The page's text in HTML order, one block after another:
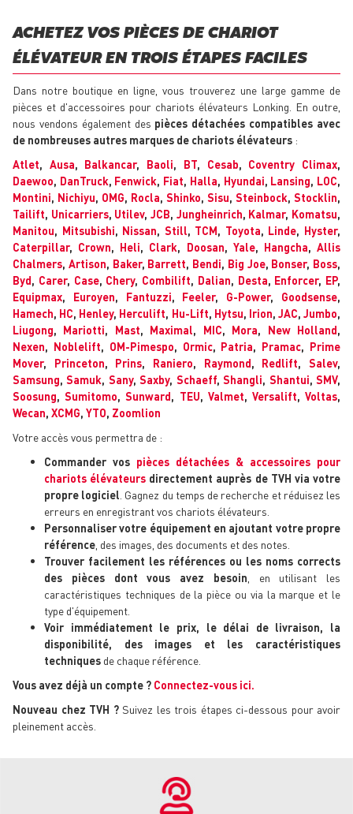
ACHETEZ VOS PIÈCES DE CHARIOT
ÉLÉVATEUR EN TROIS ÉTAPES FACILES
Dans notre boutique en ligne, vous trouverez une large gamme de
pièces et d'accessoires pour chariots élévateurs Lonking. En outre,
nous vendons également des pièces détachées compatibles avec
de nombreuses autres marques de chariots élévateurs :
Atlet, Ausa, Balkancar, Baoli, BT, Cesab, Coventry Climax,
Daewoo, DanTruck, Fenwick, Fiat, Halla, Hyundai, Lansing, LOC,
Montini, Nichiyu, OMG, Rocla, Shinko, Sisu, Steinbock, Stocklin,
Tailift, Unicarriers, Utilev,JCB, Jungheinrich, Kalmar, Komatsu,
Manitou, Mitsubishi, Nissan, Still, TCM, Toyota, Linde, Hyster,
Caterpillar, Crown, Heli, Clark, Doosan, Yale, Hangcha,Allis
Chalmers, Artison, Baker, Barrett, Bendi, Big Joe, Bonser, Boss,
Byd, Carer, Case, Chery, Combilift, Dalian, Desta, Enforcer, EP,
Equipmax, Euroyen, Fantuzzi, Feeler, G-Power, Goodsense,
Hamech, HC, Henley, Herculift, Hu-Lift, Hytsu, Irion, JAC, Jumbo,
Liugong, Mariotti, Mast, Maximal, MIC, Mora, New Holland,
Nexen, Noblelift, OM-Pimespo, Ormic, Patria, Pramac, Prime
Mover, Princeton, Prins, Raniero, Raymond, Redlift,Salev,
Samsung,Samuk, Sany,Saxby, Schaeff,Shangli, Shantui,SMV,
Soosung,Sumitomo,Sunward, TEU, Valmet, Versalift,Voltas,
Wecan, XCMG, YTO, Zoomlion
Votre accès vous permettra de :
Commander vos pièces détachées & accessoires pour
chariots élévateurs directement auprès de TVH via votre
propre logiciel . Gagnez du temps de recherche et réduisez les
erreurs en enregistrant vos chariots élévateurs.
Personnaliser votre équipement en ajoutant votre propre
référence , des images, des documents et des notes.
Trouver facilement les références ou les noms corrects
des pièces dont vous avez besoin , en utilisant les
caractéristiques techniques de la pièce ou via la marque et le
type d'équipement.
Voir immédiatement le prix, le délai de livraison, la
disponibilité, des images et les caractéristiques
techniques de chaque référence.
Vous avez déjà un compte ? Connectez-vous ici.
Nouveau chez TVH ?Suivez les trois étapes ci-dessous pour avoir
pleinement accès.